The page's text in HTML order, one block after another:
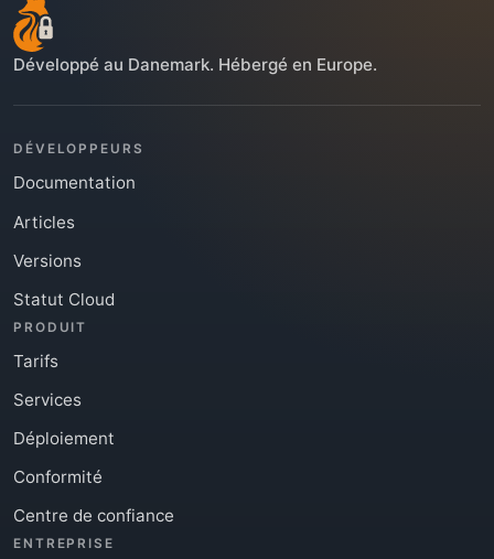
Développé au Danemark. Hébergé en Europe.
DÉVELOPPEURS
Documentation
Articles
Versions
Statut Cloud
PRODUIT
Tarifs
Services
Déploiement
Conformité
Centre de confiance
ENTREPRISE